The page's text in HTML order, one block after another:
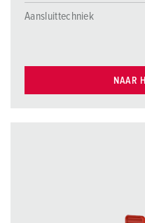
Aansluittechniek
NAAR